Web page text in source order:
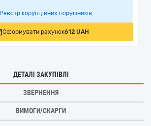
Реєстр корупційних порушників
Сформувати рахунок612 UAH
ДЕТАЛІ ЗАКУПІВЛІ
ЗВЕРНЕННЯ
ВИМОГИ/СКАРГИ